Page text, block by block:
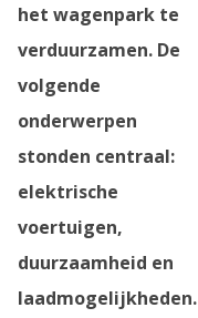
het wagenpark te
verduurzamen. De
volgende
onderwerpen
stonden centraal:
elektrische
voertuigen,
duurzaamheid en
laadmogelijkheden.